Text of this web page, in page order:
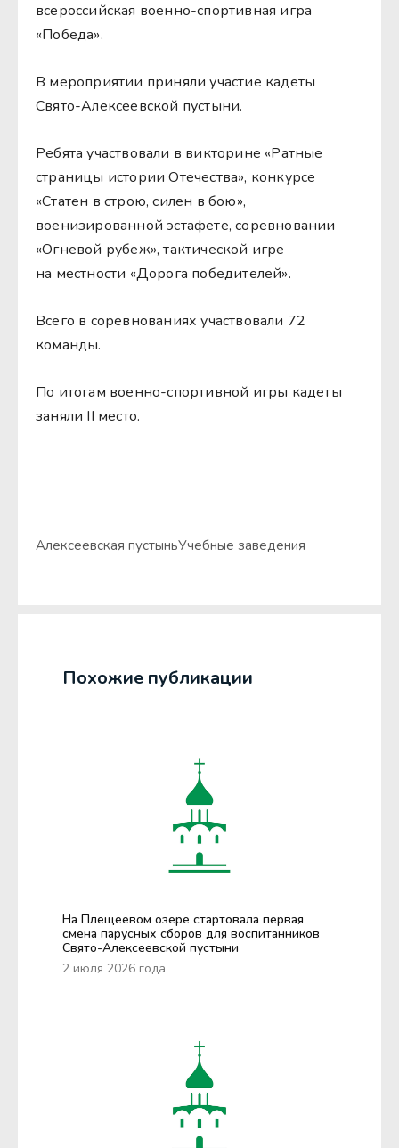
всероссийская военно-спортивная игра
«Победа».
В мероприятии приняли участие кадеты
Свято-Алексеевской пустыни.
Ребята участвовали в викторине «Ратные
страницы истории Отечества», конкурсе
«Статен в строю, силен в бою»,
военизированной эстафете, соревновании
«Огневой рубеж», тактической игре
на местности «Дорога победителей».
Всего в соревнованиях участвовали 72
команды.
По итогам военно-спортивной игры кадеты
заняли II место.
Алексеевская пустыньУчебные заведения
Похожие публикации
На Плещеевом озере стартовала первая
смена парусных сборов для воспитанников
Свято-Алексеевской пустыни
2 июля 2026 года